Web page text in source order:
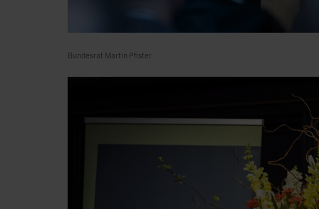
Bundesrat Martin Pfister